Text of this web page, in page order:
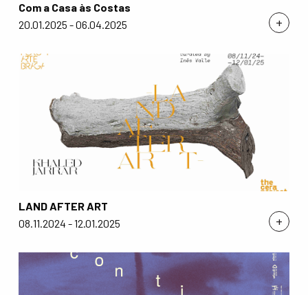
+
Com a Casa às Costas
20.01.2025 - 06.04.2025
+
LAND AFTER ART
08.11.2024 - 12.01.2025